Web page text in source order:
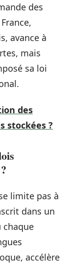
des
avance à
mais
sa loi
des
stockées ?
limite pas à
dans un
chaque
accélère